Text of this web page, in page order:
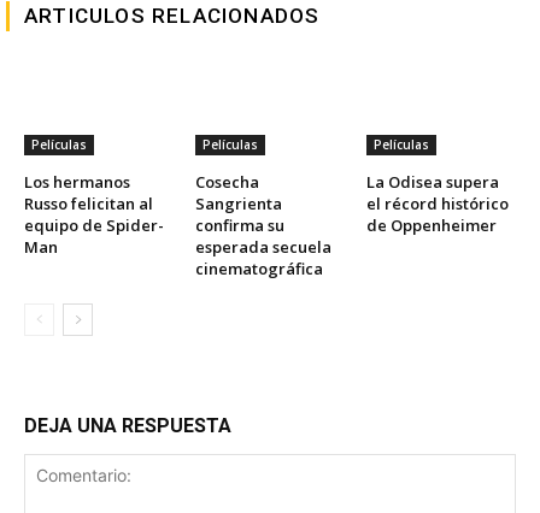
ARTICULOS RELACIONADOS
Películas
Los hermanos
Russo felicitan al
equipo de Spider-
Man
Películas
Cosecha
Sangrienta
confirma su
esperada secuela
cinematográfica
Películas
La Odisea supera
el récord histórico
de Oppenheimer
DEJA UNA RESPUESTA